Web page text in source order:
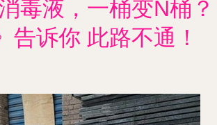
毒液，一桶变N桶？
告诉你 此路不通！